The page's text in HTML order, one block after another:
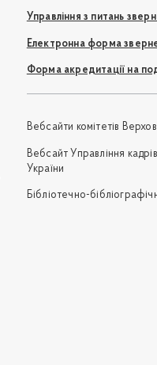
Управління з питань
Електронна форма
Форма акредитації на
Вебсайти комітетів
Вебсайт Управління
України
Бібліотечно-